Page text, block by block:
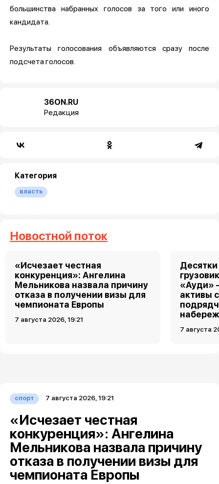
большинства набранных голосов за того или иного
кандидата.
Результаты голосования объявляются сразу после
подсчета голосов.
36ON.RU
Редакция
Категория
власть
Новостной поток
«Исчезает честная
конкуренция»: Ангелина
Мельникова назвала причину
отказа в получении визы для
чемпионата Европы
7 августа 2026, 19:21
«Ауди»
активы
7 августа
спорт 7 августа 2026, 19:21
«Исчезает честная
конкуренция»: Ангелина
Мельникова назвала причину
отказа в получении визы для
чемпионата Европы